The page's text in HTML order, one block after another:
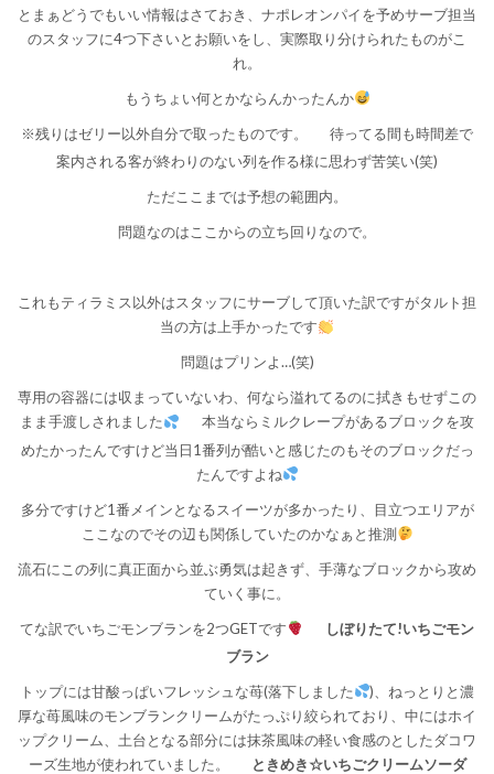
とまぁどうでもいい情報はさておき、ナポレオンパイを予めサーブ担当
のスタッフに4つ下さいとお願いをし、実際取り分けられたものがこ
れ。
もうちょい何とかならんかったんか
※残りはゼリー以外自分で取ったものです。
待ってる間も時間差で
案内される客が終わりのない列を作る様に思わず苦笑い(笑)
ただここまでは予想の範囲内。
問題なのはここからの立ち回りなので。
これもティラミス以外はスタッフにサーブして頂いた訳ですがタルト担
当の方は上手かったです
問題はプリンよ…(笑)
専用の容器には収まっていないわ、何なら溢れてるのに拭きもせずこの
まま手渡しされました
本当ならミルクレープがあるブロックを攻
めたかったんですけど当日1番列が酷いと感じたのもそのブロックだっ
たんですよね
多分ですけど1番メインとなるスイーツが多かったり、目立つエリアが
ここなのでその辺も関係していたのかなぁと推測
流石にこの列に真正面から並ぶ勇気は起きず、手薄なブロックから攻め
ていく事に。
てな訳でいちごモンブランを2つGETです
しぼりたて!いちごモン
ブラン
トップには甘酸っぱいフレッシュな苺(落下しました
)、ねっとりと濃
厚な苺風味のモンブランクリームがたっぷり絞られており、中にはホイ
ップクリーム、土台となる部分には抹茶風味の軽い食感のとしたダコワ
ーズ生地が使われていました。
ときめき☆いちごクリームソーダ